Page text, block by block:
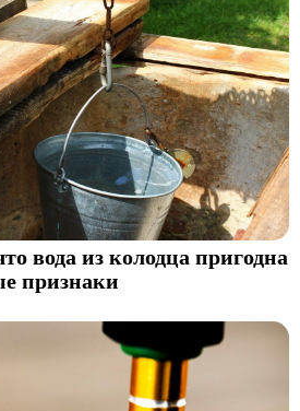
вода из колодца пригодна
признаки